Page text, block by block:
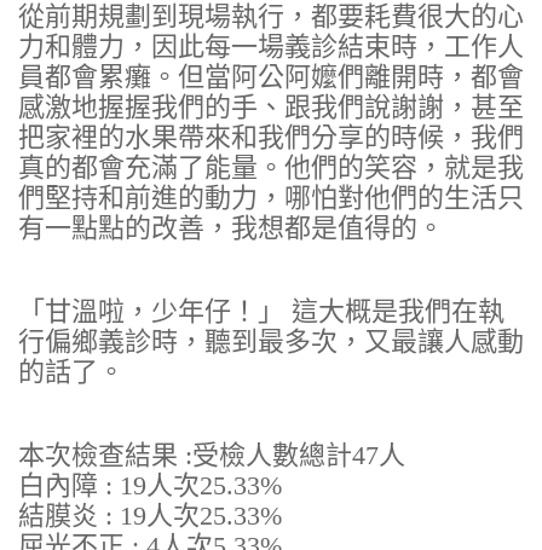
從前期規劃到現場執行，都要耗費很大的心
力和體力，因此每一場義診結束時，工作人
員都會累癱。但當阿公阿嬤們離開時，都會
感激地握握我們的手、跟我們說謝謝，甚至
把家裡的水果帶來和我們分享的時候，我們
真的都會充滿了能量。他們的笑容，就是我
們堅持和前進的動力，哪怕對他們的生活只
有一點點的改善，我想都是值得的。
「甘溫啦，少年仔！」 這大概是我們在執
行偏鄉義診時，聽到最多次，又最讓人感動
的話了。
本次檢查結果 :受檢人數總計47人
白內障 : 19人次25.33%
結膜炎 : 19人次25.33%